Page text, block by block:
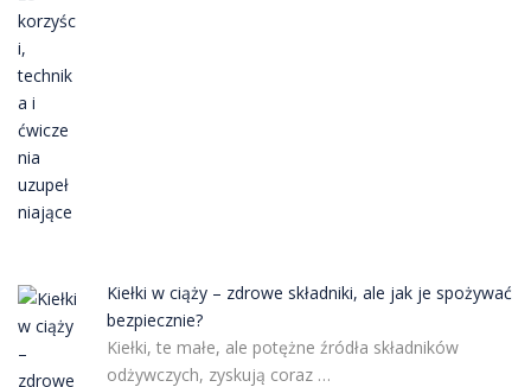
Kiełki w ciąży – zdrowe składniki, ale jak je spożywać
bezpiecznie?
Kiełki, te małe, ale potężne źródła składników
odżywczych, zyskują coraz …